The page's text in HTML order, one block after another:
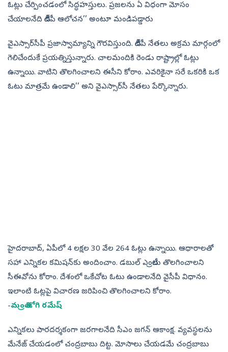
ఓట్లు చేర్పించడంలో సిద్ధహస్తులు. ప్రజలను ఏ విధంగా మోసం
చేయాలనేది టీడీపీ ఆలోచన’’ అంటూ మండిపడ్డారు
వైఎస్సార్‌సీపీ ప్రజాస్వామ్యాన్ని గౌరవిస్తుంది. టీడీపీ నేతలు అక్రమ మార్గంలో
గెలిచేందుకే ప్రయత్నిస్తున్నారు. చాలమందికి రెండు రాష్ట్రాల్లో ఓట్లు
ఉన్నాయి. వాటిని తొలగించాలని ఈసీని కోరాం. ఎవరికైనా సరే ఒకరికి ఒక
ఓటు మాత్రమే ఉండాలి’’ అని వైఎస్సార్‌సీ నేతలు పేర్కొన్నారు.
హైదరాబాద్, ఏపీలో 4 లక్షల 30 వేల 264 ఓట్లు ఉన్నాయి. ఆధారాలతో
సహా ఎన్నికల కమిషన్‌కు అందించాం. డబుల్ ఎంట్రీలు తొలగించాలని
సీఈవోను కోరాం. దేశంలో ఒకేచోట ఓటు ఉండాలనేది వైసీపీ విధానం.
ఇలాంటి ఓట్లపై విచారణ జరిపించి తొలగించాలని కోరాం.
-మంత్రి జోగి రమేష్
ఎన్నికలు పారదర్శకంగా జరగాలనేది సీఎం జగన్ ఆకాంక్ష. వ్యవస్థలను
మేనేజ్ చేయడంలో చంద్రబాబు దిట్ట. మోసాలు చేయడమే చంద్రబాబు